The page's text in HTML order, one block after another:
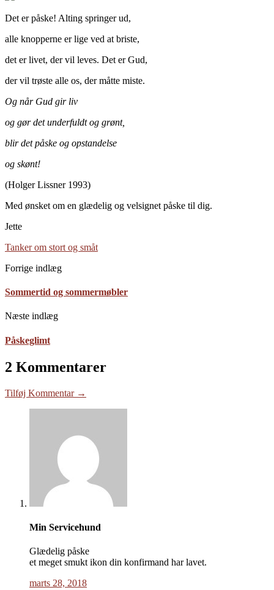
Det er påske! Alting springer ud,
alle knopperne er lige ved at briste,
det er livet, der vil leves. Det er Gud,
der vil trøste alle os, der måtte miste.
Og når Gud gir liv
og gør det underfuldt og grønt,
blir det påske og opstandelse
og skønt!
(Holger Lissner 1993)
Med ønsket om en glædelig og velsignet påske til dig.
Jette
Tanker om stort og småt
Forrige indlæg
Sommertid og sommermøbler
Næste indlæg
Påskeglimt
2 Kommentarer
Tilføj Kommentar →
Min Servicehund
Glædelig påske
et meget smukt ikon din konfirmand har lavet.
marts 28, 2018